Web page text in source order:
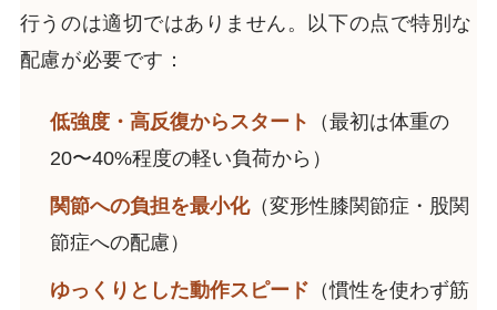
行うのは適切ではありません。以下の点で特別な
配慮が必要です：
低強度・高反復からスタート
（最初は体重の
20〜40%程度の軽い負荷から）
関節への負担を最小化（変形性膝関節症・股関
節症への配慮）
ゆっくりとした動作スピード （慣性を使わず筋